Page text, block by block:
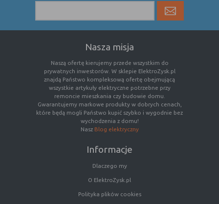
Rodzaj
Opis
przeglądarki (sesji), zostaje wykasowane
cookie)
nie jest kasowane po zamknięciu
przeglądarki i pozostaje w urządzeniu
użytkownika na określony czas lub bez
okresu ważności w zależności od ustawień
właściciela witryny
C. Ze względu na pochodzenie – administratora
serwisu, który zarządza cookies:
Opis
cookie umieszczone bezpośrednio przez
Nasza misja
Naszą ofertę kierujemy przede wszystkim do
prywatnych inwestorów. W sklepie ElektroZysk.pl
znajdą Państwo kompleksową ofertę obejmującą
wszystkie artykuły elektryczne potrzebne przy
remoncie mieszkania czy budowie domu.
Gwarantujemy markowe produkty w dobrych cenach,
które będą mogli Państwo kupić szybko i wygodnie bez
wychodzenia z domu!
Nasz Blog elektryczny
Informacje
Dlaczego my
O ElektroZysk.pl
Polityka plików cookies